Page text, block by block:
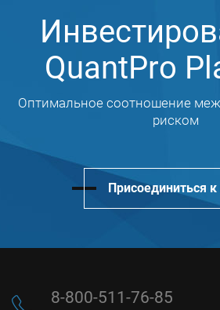
QuantPro
Оптимальное соотношение
риском
Присоединиться
8-800-511-76-85